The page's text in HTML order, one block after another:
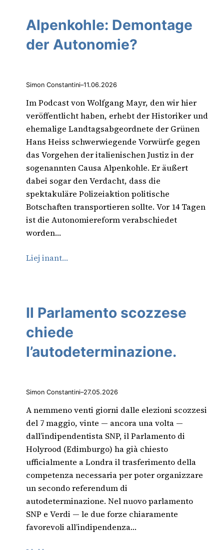
Alpenkohle: Demontage
der Autonomie?
Simon Constantini–11.06.2026
Im Podcast von Wolfgang Mayr, den wir hier
veröffentlicht haben, erhebt der Historiker und
ehemalige Landtagsabgeordnete der Grünen
Hans Heiss schwerwiegende Vorwürfe gegen
das Vorgehen der italienischen Justiz in der
sogenannten Causa Alpenkohle. Er äußert
dabei sogar den Verdacht, dass die
spektakuläre Polizeiaktion politische
Botschaften transportieren sollte. Vor 14 Tagen
ist die Autonomiereform verabschiedet
worden…
Liej inant…
Il Parlamento scozzese
chiede
l’autodeterminazione.
Simon Constantini–27.05.2026
A nemmeno venti giorni dalle elezioni scozzesi
del 7 maggio, vinte — ancora una volta —
dall’indipendentista SNP, il Parlamento di
Holyrood (Edimburgo) ha già chiesto
ufficialmente a Londra il trasferimento della
competenza necessaria per poter organizzare
un secondo referendum di
autodeterminazione. Nel nuovo parlamento
SNP e Verdi — le due forze chiaramente
favorevoli all’indipendenza…